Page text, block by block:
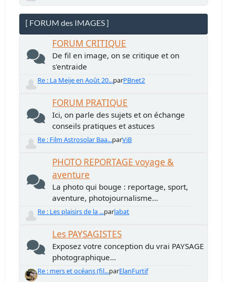
[ FORUM des IMAGES ]
FORUM CRITIQUE
De fil en image, on se critique et on
s'entraide
Re : La Meije en Août 20...parPBnet2
FORUM PRATIQUE
Ici, on parle des sujets et on échange
conseils pratiques et astuces
Re : Film Astrosolar Baa...parViB
PHOTO REPORTAGE voyage &
aventure
La photo qui bouge : reportage, sport,
aventure, photojournalisme...
Re : Les plaisirs de la ...parlabat
Les PAYSAGISTES
Exposez votre conception du vrai PAYSAGE
photographique...
Re : mers et océans (fil...parElanFurtif